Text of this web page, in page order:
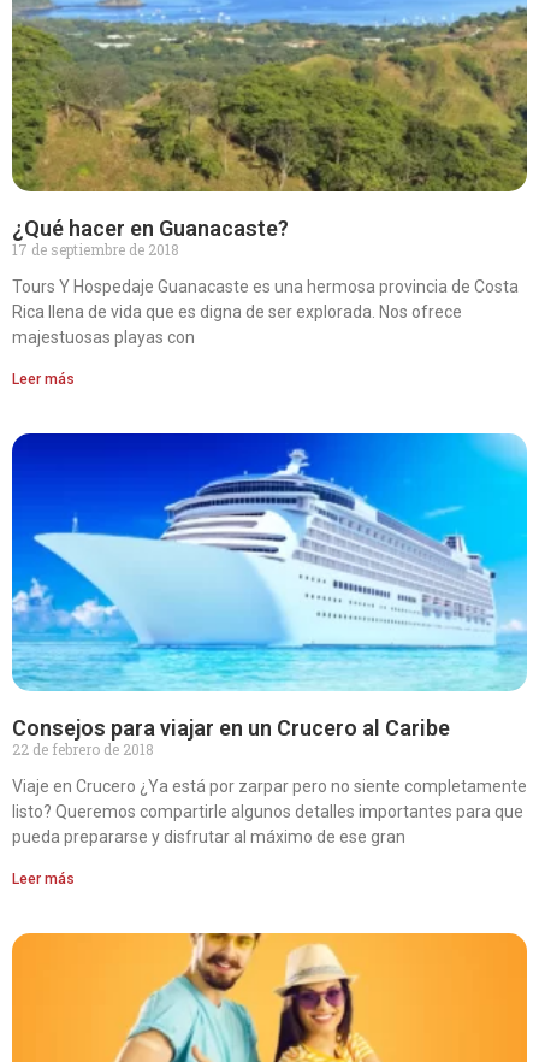
¿Qué hacer en Guanacaste?
17 de septiembre de 2018
Tours Y Hospedaje Guanacaste es una hermosa provincia de Costa
Rica llena de vida que es digna de ser explorada. Nos ofrece
majestuosas playas con
Leer más
Consejos para viajar en un Crucero al Caribe
22 de febrero de 2018
Viaje en Crucero ¿Ya está por zarpar pero no siente completamente
listo? Queremos compartirle algunos detalles importantes para que
pueda prepararse y disfrutar al máximo de ese gran
Leer más